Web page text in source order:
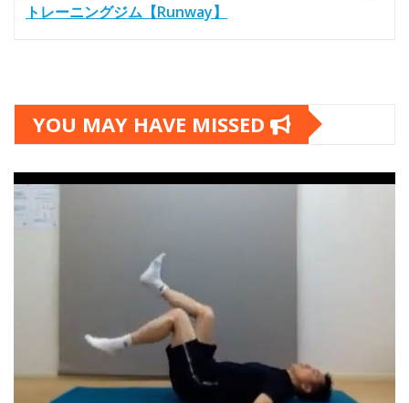
トレーニングジム【Runway】
YOU MAY HAVE MISSED